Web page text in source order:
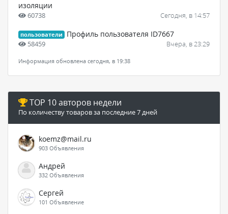
изоляции
60738 Сегодня, в 14:57
пользователи Профиль пользователя ID7667
58459 Вчера, в 23:29
Информация обновлена сегодня, в 19:38
TOP 10 авторов недели
По количеству товаров за последние 7 дней
koemz@mail.ru
903 Объявления
Андрей
332 Объявления
Сергей
101 Объявление